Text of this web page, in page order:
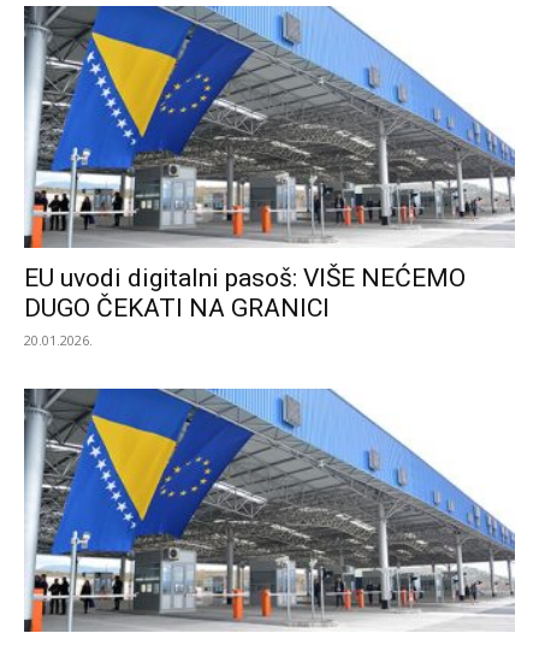
EU uvodi digitalni pasoš: VIŠE NEĆEMO
DUGO ČEKATI NA GRANICI
20.01.2026.